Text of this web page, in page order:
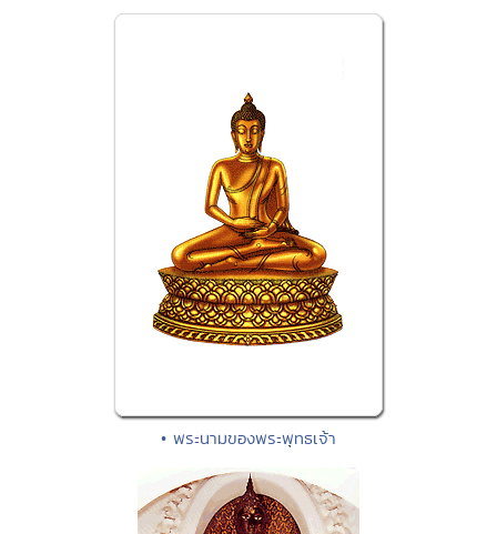
• พระนามของพระพุทธเจ้า